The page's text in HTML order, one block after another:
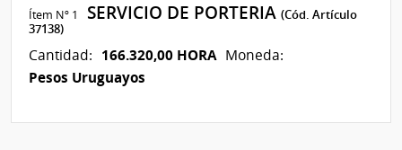
Ítem Nº 1 SERVICIO DE PORTERIA(Cód. Artículo
37138)
Cantidad: 166.320,00 HORA Moneda:
Pesos Uruguayos